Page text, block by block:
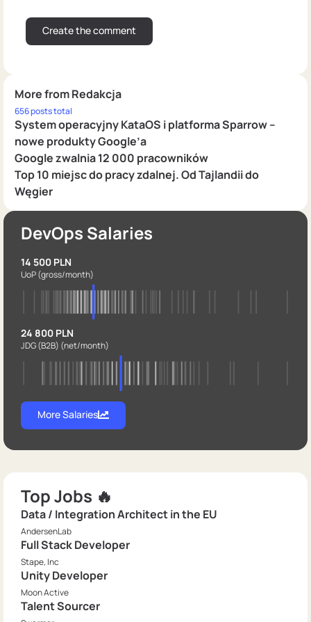
More from Redakcja
656 posts total
System operacyjny KataOS i platforma Sparrow –
nowe produkty Google’a
Google zwalnia 12 000 pracowników
Top 10 miejsc do pracy zdalnej. Od Tajlandii do
Węgier
DevOps Salaries
14 500 PLN
UoP(gross/month)
24 800 PLN
JDG (B2B) (net/month)
More Salaries
Top Jobs 🔥
Data / Integration Architect in the EU
AndersenLab
Full Stack Developer
Stape, Inc
Unity Developer
Moon Active
Talent Sourcer